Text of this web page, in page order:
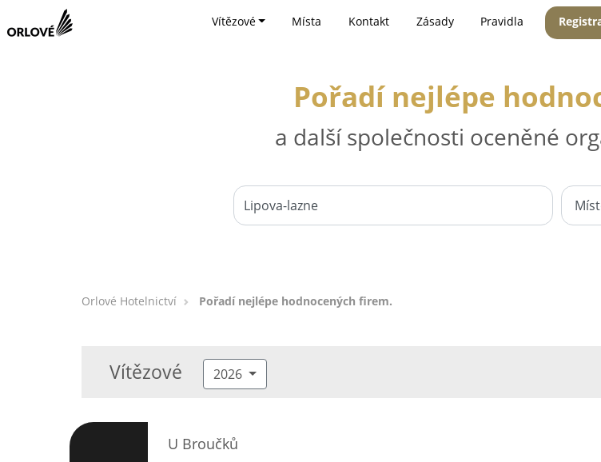
Vítězové Místa Kontakt Zásady Pravidla
Pořadí nejlépe
a další společnosti oceněné
Orlové Hotelnictví Pořadí nejlépe hodnocených firem.
Vítězové 2026
U Broučků